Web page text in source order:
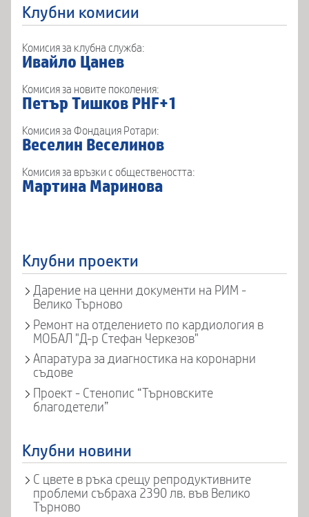
Клубни комисии
Комисия за клубна служба:
Ивайло Цанев
Комисия за новите поколения:
Петър Тишков PHF+1
Комисия за Фондация Ротари:
Веселин Веселинов
Комисия за връзки с обществеността:
Мартина Маринова
Клубни проекти
Дарение на ценни документи на РИМ -
Велико Търново
Ремонт на отделението по кардиология в
МОБАЛ "Д-р Стефан Черкезов"
Апаратура за диагностика на коронарни
съдове
Проект - Стенопис “Търновските
благодетели”
Клубни новини
С цвете в ръка срещу репродуктивните
проблеми събраха 2390 лв. във Велико
Търново